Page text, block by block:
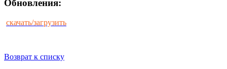
Обновления:
скачать/загрузить
Возврат к списку